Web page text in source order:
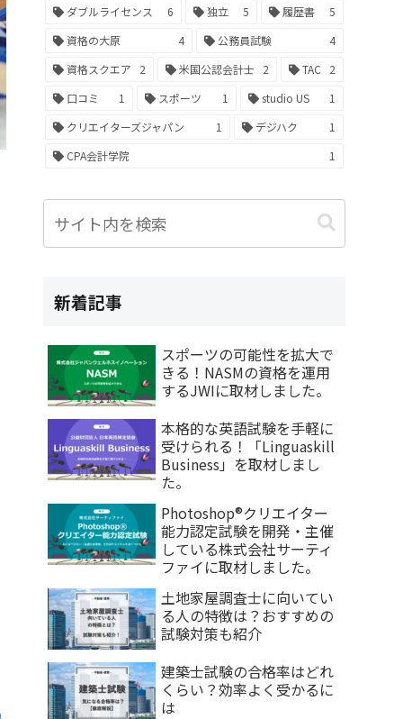
ダブルライセンス
6 独立 5 履歴書
5
資格の大原
4 公務員試験
4
資格スクエア
2 米国公認会計士 2 TAC
2
口コミ
1 スポーツ 1 studio US
1
クリエイターズジャパン
1 デジハク
1
CPA会計学院
1
新着記事
スポーツの可能性を拡大で
きる！NASMの資格を運用
するJWIに取材しました。
本格的な英語試験を手軽に
受けられる！「Linguaskill
Business」を取材しまし
た。
Photoshop®クリエイター
能力認定試験を開発・主催
している株式会社サーティ
ファイに取材しました。
土地家屋調査士に向いてい
る人の特徴は？おすすめの
試験対策も紹介
建築士試験の合格率はどれ
くらい？効率よく受かるに
は